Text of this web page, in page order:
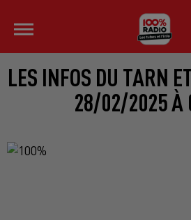
LES INFOS DU TARN
28/02/2025 À